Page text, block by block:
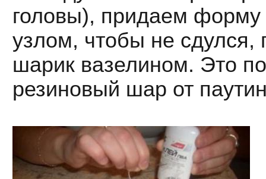
головы), придаем форму
узлом, чтобы не сдулся,
шарик вазелином. Это
резиновый шар от